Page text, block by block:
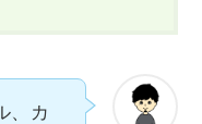
、カ